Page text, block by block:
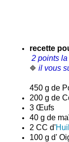
recette
2 points
🔷 il vous
450 g de
200 g de
3 Œufs
40 g de
2 CC d'
100 g d'